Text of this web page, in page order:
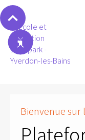
Bienvenue sur